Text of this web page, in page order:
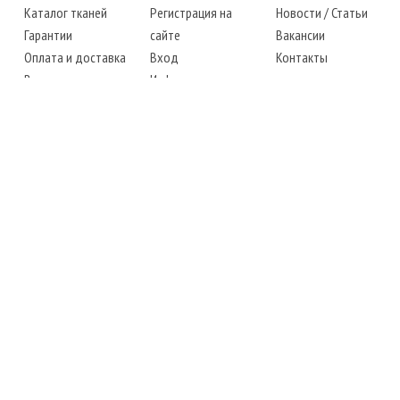
Каталог тканей
Гарантии
Оплата и доставка
Возврат товара
Регистрация на
сайте
Вход
Информация
Новости /Статьи
Вакансии
Контакты